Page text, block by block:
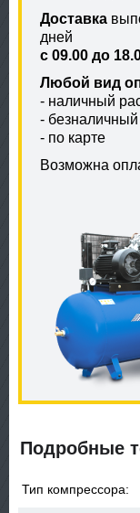
Доставка
дней
с 09.00 до
Любой вид
- наличный
- безналичный
- по карте
Возможна
Подробные
Тип компрессора: